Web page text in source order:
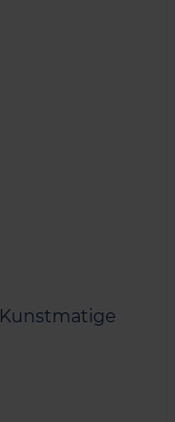
Kunstmatige